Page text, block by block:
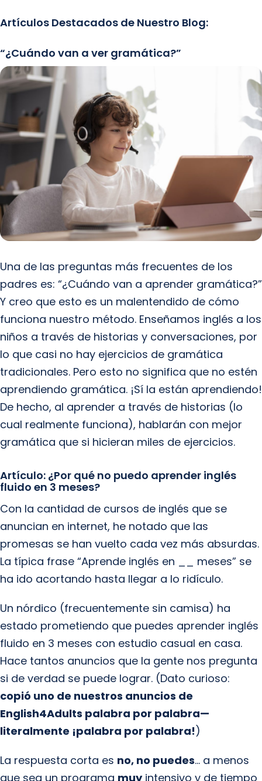
Artículos Destacados de Nuestro Blog:
“¿Cuándo van a ver gramática?”
Una de las preguntas más frecuentes de los
padres es: “¿Cuándo van a aprender gramática?”
Y creo que esto es un malentendido de cómo
funciona nuestro método. Enseñamos inglés a los
niños a través de historias y conversaciones, por
lo que casi no hay ejercicios de gramática
tradicionales. Pero esto no significa que no estén
aprendiendo gramática. ¡Sí la están aprendiendo!
De hecho, al aprender a través de historias (lo
cual realmente funciona), hablarán con mejor
gramática que si hicieran miles de ejercicios.
Artículo: ¿Por qué no puedo aprender inglés
fluido en 3 meses?
Con la cantidad de cursos de inglés que se
anuncian en internet, he notado que las
promesas se han vuelto cada vez más absurdas.
La típica frase “Aprende inglés en __ meses” se
ha ido acortando hasta llegar a lo ridículo.
Un nórdico (frecuentemente sin camisa) ha
estado prometiendo que puedes aprender inglés
fluido en 3 meses con estudio casual en casa.
Hace tantos anuncios que la gente nos pregunta
si de verdad se puede lograr. (Dato curioso:
copió uno de nuestros anuncios de
English4Adults palabra por palabra—
literalmente ¡palabra por palabra!)
La respuesta corta es no, no puedes… a menos
que sea un programa muyintensivo y de tiempo